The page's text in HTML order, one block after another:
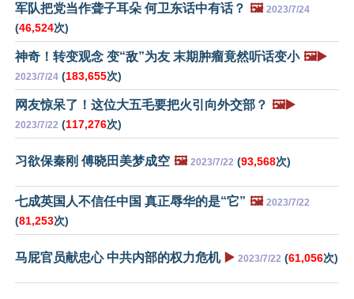
军队把党当作聋子耳朵 何卫东话中有话？ 🖼️ 2023/7/24
(46,524次)
神奇！转变观念 变“敌”为友 末期肿瘤竟然听话变小 🖼️▶️
2023/7/24 (183,655次)
网友惊呆了！这位大五毛要把火引向外交部？ 🖼️▶️
2023/7/22 (117,276次)
习欲保秦刚 傅晓田美梦成空 🖼️ 2023/7/22 (93,568次)
七成英国人不信任中国 真正辱华的是“它” 🖼️ 2023/7/22
(81,253次)
马屁官员献忠心 中共内部的权力危机 ▶️ 2023/7/22 (61,056次)